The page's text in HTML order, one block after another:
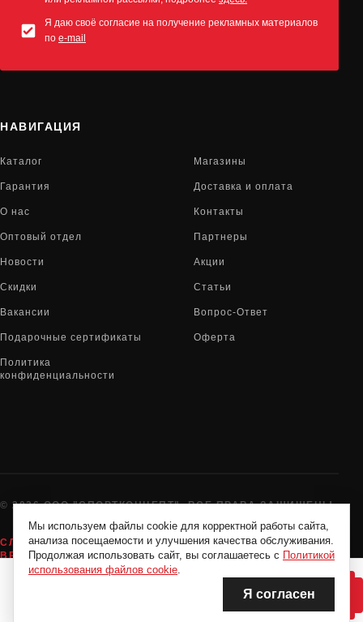
НЕТ В НАЛИЧИИ
НЕТ В НАЛИЧИИ
Я даю своё согласие на получение рекламных материалов
по e-mail
НАВИГАЦИЯ
Каталог Магазины
Гарантия Доставка и оплата
О нас Контакты
Оптовый отдел Партнеры
Новости Акции
Скидки Статьи
Вакансии Вопрос-Ответ
Подарочные сертификаты Оферта
Политика
конфиденциальности
© 2026 ООО "СПОРТКОНЦЕПТ". ВСЕ ПРАВА ЗАЩИЩЕНЫ
СЛУЖБА ПОДДЕРЖКИ:8-800-775-72-05
ВРЕМЯ РАБОТЫ:
10:00 - 19:00 ЕЖЕДНЕВНО
Мы используем файлы cookie для корректной работы сайта,
анализа посещаемости и улучшения качества обслуживания.
Продолжая использовать сайт, вы соглашаетесь с Политикой
использования файлов cookie.
Я согласен